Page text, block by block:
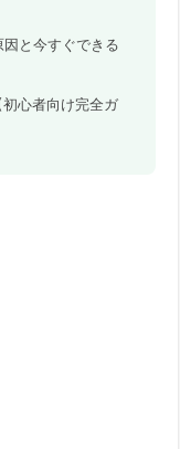
と今すぐできる
心者向け完全ガ